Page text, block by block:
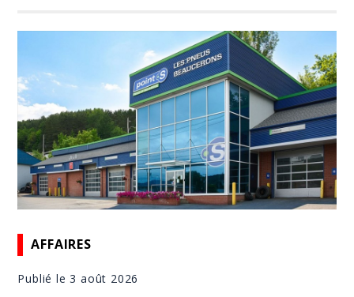
AFFAIRES
Publié le 3 août 2026